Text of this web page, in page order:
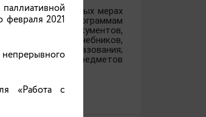
о дополнительных мерах
программам
сведений из документов,
перечень учебников,
общего образования;
учебных предметов
2021
«Работа с